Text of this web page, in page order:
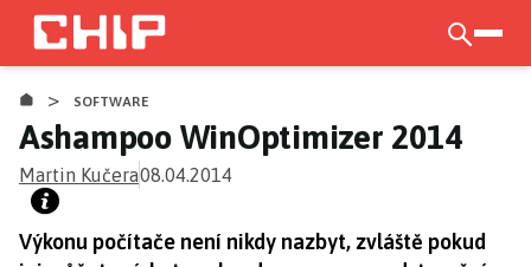
Přejít
hlavnímu
obsahu
> SOFTWARE
Ashampoo WinOptimizer 2014
Martin Kučera08.04.2014
Výkonu počítače není nikdy nazbyt, zvláště pokud